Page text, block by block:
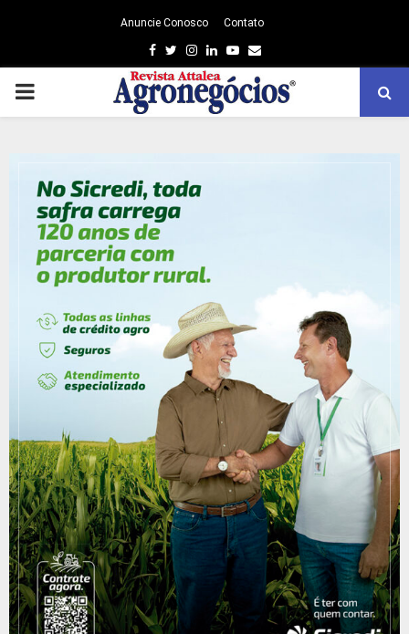
Anuncie Conosco Contato
Facebook
TwitterInstagram
LinkedinYoutube
Email
PRIMARY